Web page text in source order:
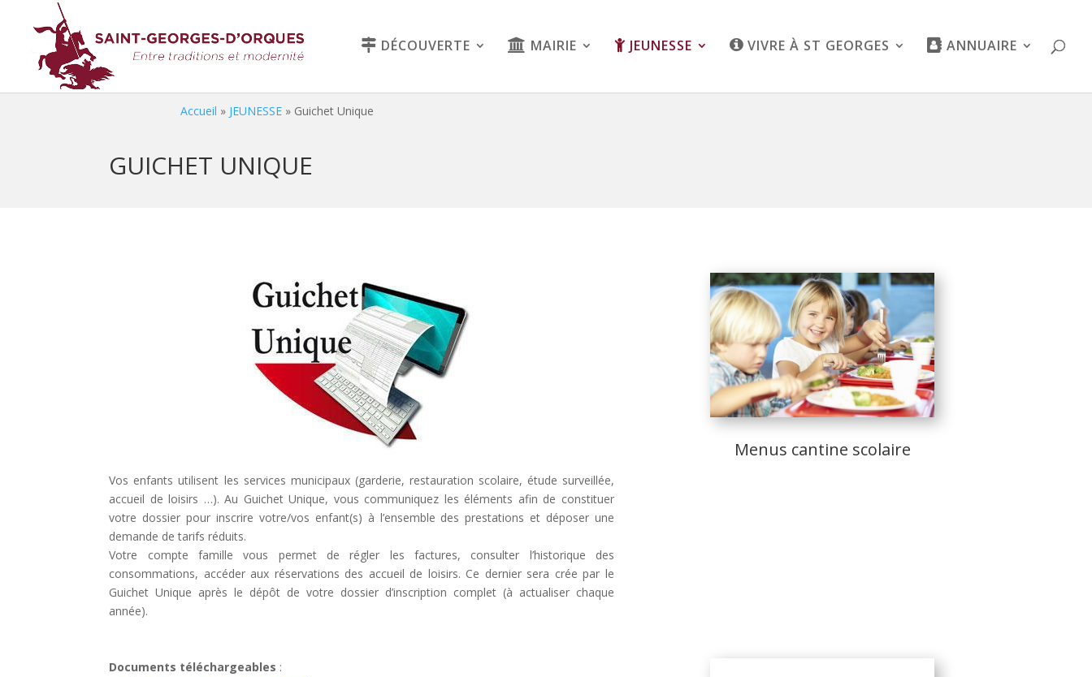
DÉCOUVERTE MAIRIE JEUNESSE VIVRE À ST GEORGES ANNUAIRE
Accueil » JEUNESSE» Guichet Unique
GUICHET UNIQUE
Vos enfants utilisent les services municipaux (garderie, restauration scolaire, étude surveillée,
accueil de loisirs …). Au Guichet Unique, vous communiquez les éléments afin de constituer
votre dossier pour inscrire votre/vos enfant(s) à l’ensemble des prestations et déposer une
demande de tarifs réduits.
Votre compte famille vous permet de régler les factures, consulter l’historique des
consommations, accéder aux réservations des accueil de loisirs. Ce dernier sera crée par le
Guichet Unique après le dépôt de votre dossier d’inscription complet (à actualiser chaque
année).
Documents téléchargeables :
Menus cantine scolaire